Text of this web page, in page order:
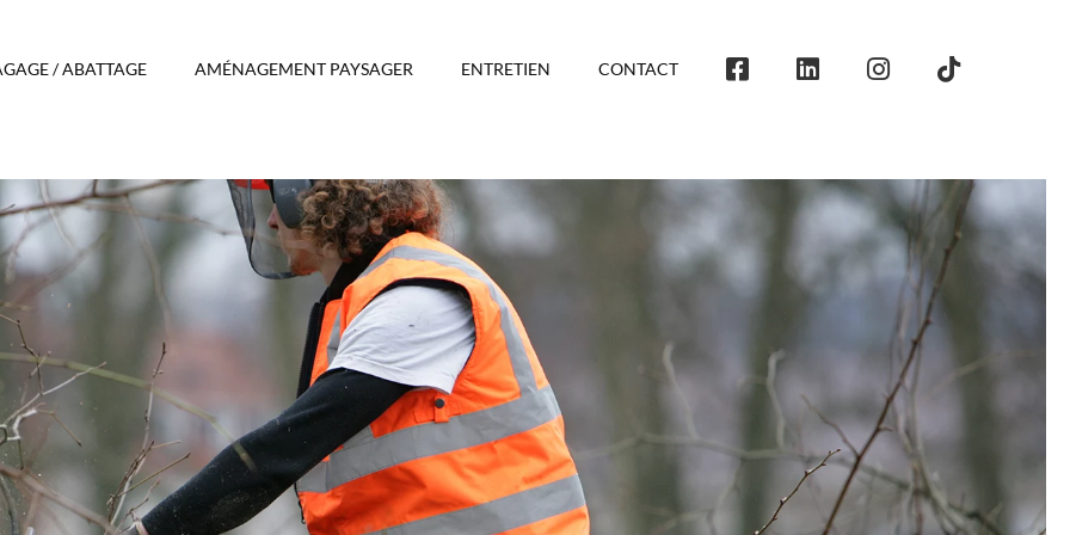
/ ABATTAGE AMÉNAGEMENT PAYSAGER ENTRETIEN CONTACT